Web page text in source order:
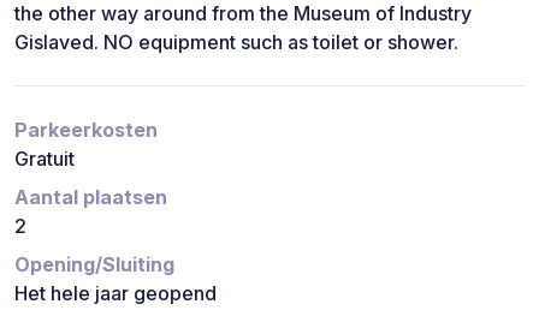
the other way around from the Museum of Industry
Gislaved. NO equipment such as toilet or shower.
Parkeerkosten
Gratuit
Aantal plaatsen
2
Opening/Sluiting
Het hele jaar geopend